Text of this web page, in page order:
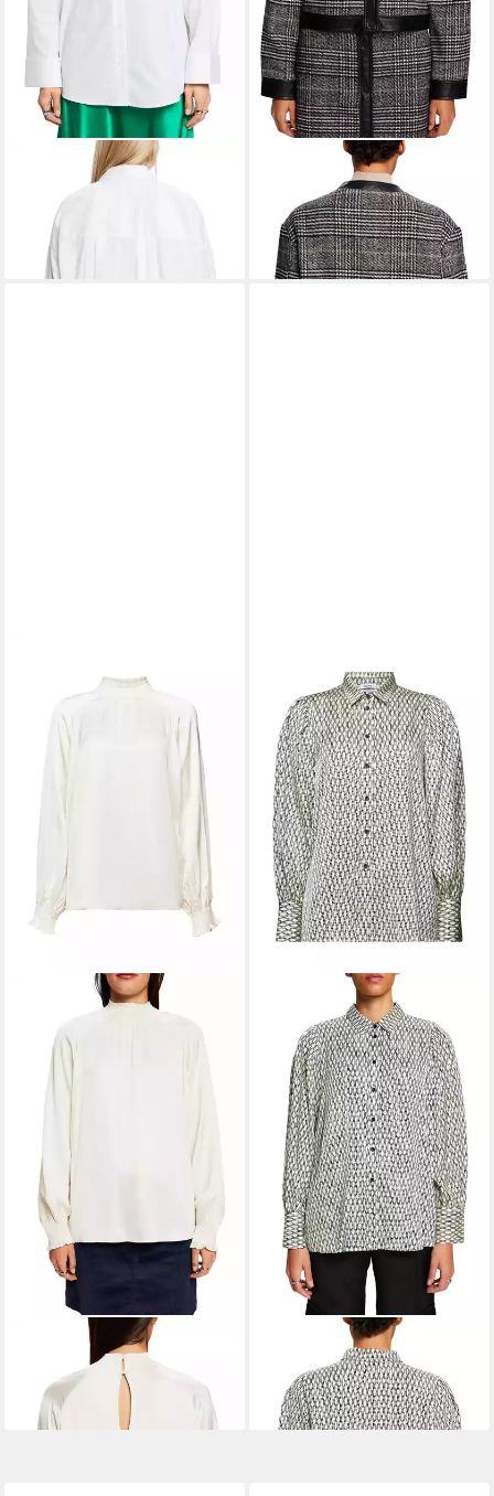
ESPRIT COLLECTION
Langarmbluse
49,99 €
-38%
EDC BY ESPRIT
Outdoorjacke
ab 99,40 € 129,99 €
-24%
Langarmbluse
49,99 € UVP 79,99 €
-38%
Langarmbluse
49,99 € UVP79,99 €
-38%